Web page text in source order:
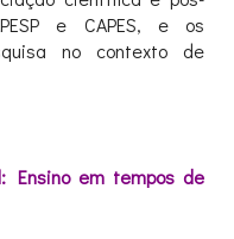
e CAPES, e os
no contexto de
Ensino em tempos de